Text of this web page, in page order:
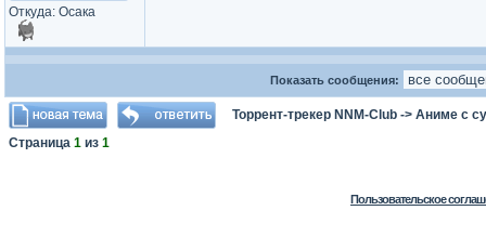
Откуда: Осака
Показать сообщения:
Торрент-трекер NNM-Club -> Аниме с
Страница 1 из 1
Пользовательское